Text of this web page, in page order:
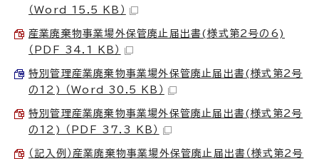
（Word 15.5 KB）
産業廃棄物事業場外保管廃止届出書(様式第2号の6)
（PDF 34.1 KB）
特別管理産業廃棄物事業場外保管廃止届出書(様式第2号
の12) （Word 30.5 KB）
特別管理産業廃棄物事業場外保管廃止届出書(様式第2号
の12) （PDF 37.3 KB）
（記入例）産業廃棄物事業場外保管廃止届出書（様式第2号